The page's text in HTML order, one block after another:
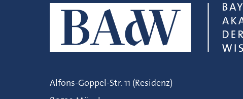
Alfons-Goppel-Str. 11 (Residenz)